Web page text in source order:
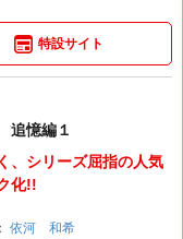
特設サイト
追憶編１
、シリーズ屈指の人気
化!!
依河 和希